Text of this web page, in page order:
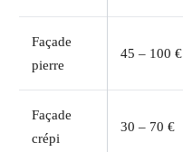
Façade
pierre
45 – 100 €
Façade
crépi
30 – 70 €